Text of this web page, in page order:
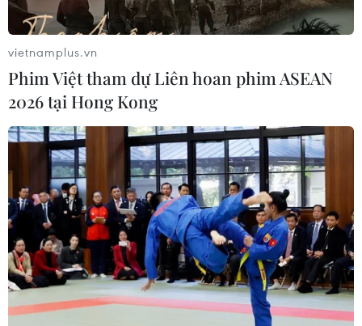
vietnamplus.vn
Phim Việt tham dự Liên hoan phim ASEAN
2026 tại Hong Kong